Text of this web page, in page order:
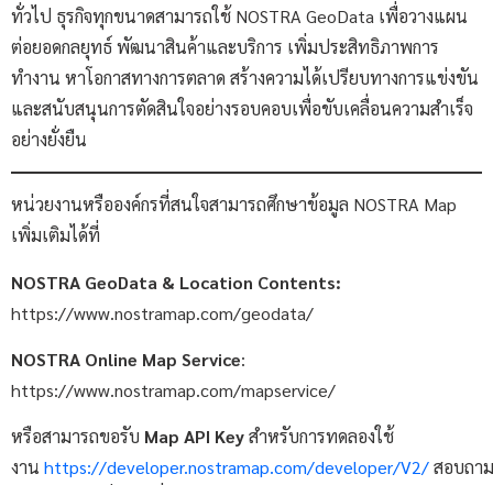
ทั่วไป ธุรกิจทุกขนาดสามารถใช้ NOSTRA GeoData เพื่อวางแผน
ต่อยอดกลยุทธ์ พัฒนาสินค้าและบริการ เพิ่มประสิทธิภาพการ
ทำงาน หาโอกาสทางการตลาด สร้างความได้เปรียบทางการแข่งขัน
และสนับสนุนการตัดสินใจอย่างรอบคอบเพื่อขับเคลื่อนความสำเร็จ
อย่างยั่งยืน
หน่วยงานหรือองค์กรที่สนใจสามารถศึกษาข้อมูล NOSTRA Map
เพิ่มเติมได้ที่
NOSTRA GeoData & Location Contents:
https://www.nostramap.com/geodata/
NOSTRA Online Map Service:
https://www.nostramap.com/mapservice/
หรือสามารถขอรับ Map API Keyสำหรับการทดลองใช้
งาน https://developer.nostramap.com/developer/V2/สอบถาม